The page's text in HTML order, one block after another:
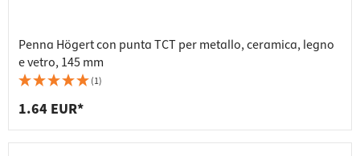
Penna Högert con punta TCT per metallo, ceramica, legno
e vetro, 145 mm
(1)
1.64 EUR*